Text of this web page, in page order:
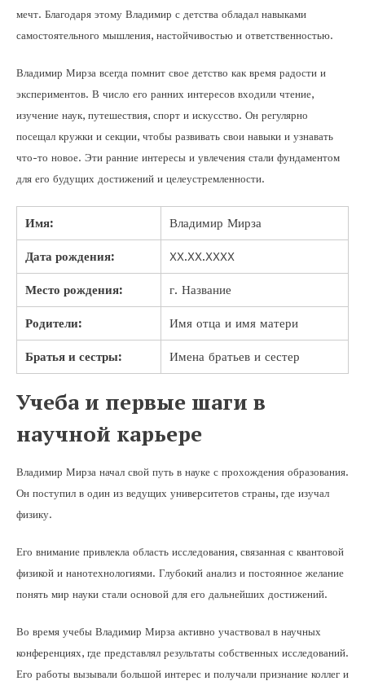
мечт. Благодаря этому Владимир с детства обладал навыками
самостоятельного мышления, настойчивостью и ответственностью.
Владимир Мирза всегда помнит свое детство как время радости и
экспериментов. В число его ранних интересов входили чтение,
изучение наук, путешествия, спорт и искусство. Он регулярно
посещал кружки и секции, чтобы развивать свои навыки и узнавать
что-то новое. Эти ранние интересы и увлечения стали фундаментом
для его будущих достижений и целеустремленности.
Имя: Владимир Мирза
Дата рождения: XX.XX.XXXX
Место рождения: г. Название
Родители: Имя отца и имя матери
Братья и сестры: Имена братьев и сестер
Учеба и первые шаги в
научной карьере
Владимир Мирза начал свой путь в науке с прохождения образования.
Он поступил в один из ведущих университетов страны, где изучал
физику.
Его внимание привлекла область исследования, связанная с квантовой
физикой и нанотехнологиями. Глубокий анализ и постоянное желание
понять мир науки стали основой для его дальнейших достижений.
Во время учебы Владимир Мирза активно участвовал в научных
конференциях, где представлял результаты собственных исследований.
Его работы вызывали большой интерес и получали признание коллег и